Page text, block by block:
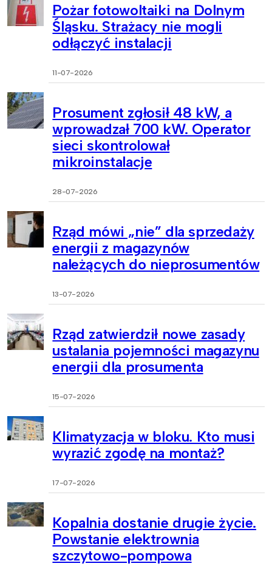
Pożar fotowoltaiki na Dolnym
Śląsku. Strażacy nie mogli
odłączyć instalacji
11-07-2026
Prosument zgłosił 48 kW, a
wprowadzał 700 kW. Operator
sieci skontrolował
mikroinstalacje
28-07-2026
Rząd mówi „nie” dla sprzedaży
energii z magazynów
należących do nieprosumentów
13-07-2026
Rząd zatwierdził nowe zasady
ustalania pojemności magazynu
energii dla prosumenta
15-07-2026
Klimatyzacja w bloku. Kto musi
wyrazić zgodę na montaż?
17-07-2026
Kopalnia dostanie drugie życie.
Powstanie elektrownia
szczytowo-pompowa